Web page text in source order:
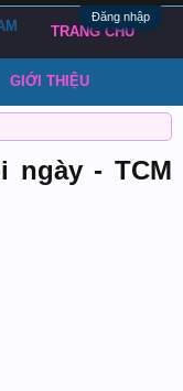
Đăng nhập
ngày - TCM
TRANG CHỦ
đề
GIỚI THIỆU